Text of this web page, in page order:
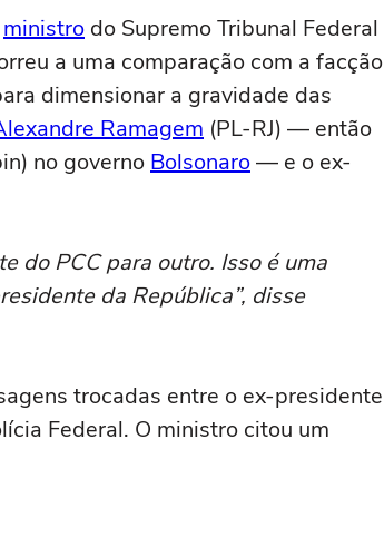
ministro do Supremo Tribunal Federal
a uma comparação com a facção
dimensionar a gravidade das
Ramagem (PL-RJ) — então
no governo Bolsonaro— e o ex-
do PCC para outro. Isso é uma
da República”, disse
trocadas entre o ex-presidente
Federal. O ministro citou um